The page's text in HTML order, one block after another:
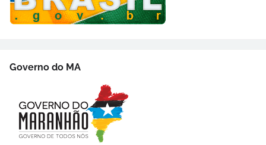
Governo do MA